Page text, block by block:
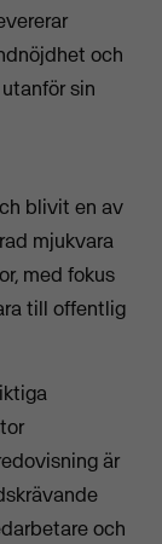
och
sin
blivit en av
mjukvara
med fokus
till offentlig
är
och